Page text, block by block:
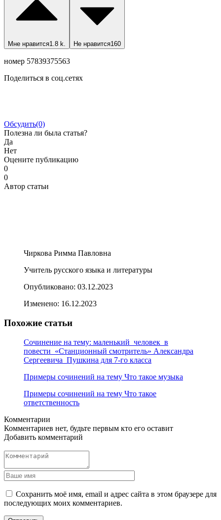
Мне нравится1.8 k. Не нравится160
номер 57839375563
Поделиться в соц.сетях
Обсудить(0)
Полезна ли была статья?
Да
Нет
Оцените публикацию
0
0
Автор статьи
Чиркова Римма Павловна
Учитель русского языка и литературы
Опубликовано: 03.12.2023
Изменено: 16.12.2023
Похожие статьи
Сочинение на тему: маленький человек в
повести «Станционный смотритель» Александра
Сергеевича Пушкина для 7-го класса
Примеры сочинений на тему Что такое музыка
Примеры сочинений на тему Что такое
ответственность
Комментарии
Комментариев нет, будьте первым кто его оставит
Добавить комментарий
Сохранить моё имя, email и адрес сайта в этом браузере для
последующих моих комментариев.